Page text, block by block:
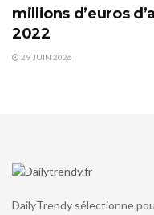
millions d’euros
2022
29 JUIN 2026
DailyTrendy sélectionne